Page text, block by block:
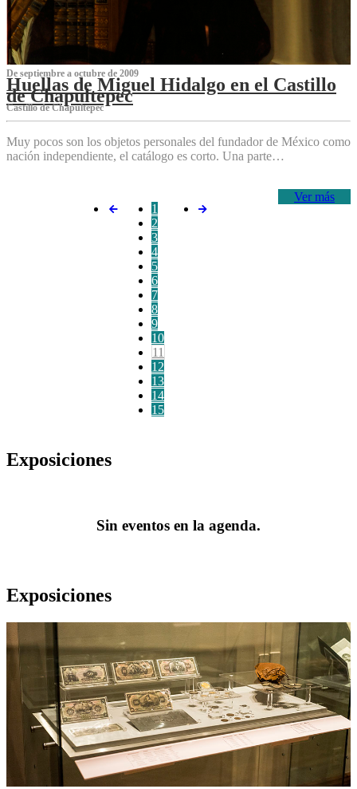
De septiembre a octubre de 2009
Huellas de Miguel Hidalgo en el Castillo
de Chapultepec
Castillo de Chapultepec
Muy pocos son los objetos personales del fundador de México como
nación independiente, el catálogo es corto. Una parte…
Ver más
1
2
3
4
5
6
7
8
9
10
11
12
13
14
15
Exposiciones
Sin eventos en la agenda.
Exposiciones